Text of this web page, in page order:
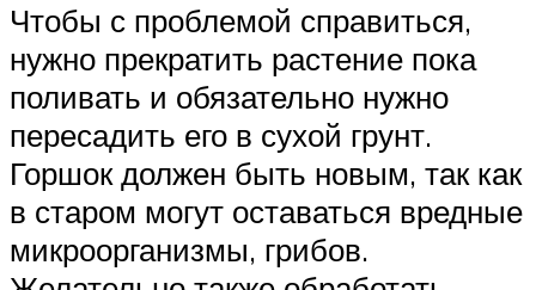
Чтобы с проблемой справиться,
нужно прекратить растение пока
поливать и обязательно нужно
пересадить его в сухой грунт.
Горшок должен быть новым, так как
в старом могут оставаться вредные
микроорганизмы, грибов.